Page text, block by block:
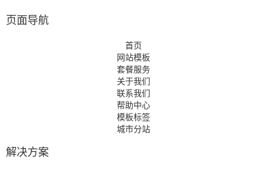
页面导航
首页
网站模板
套餐服务
关于我们
联系我们
帮助中心
模板标签
城市分站
解决方案